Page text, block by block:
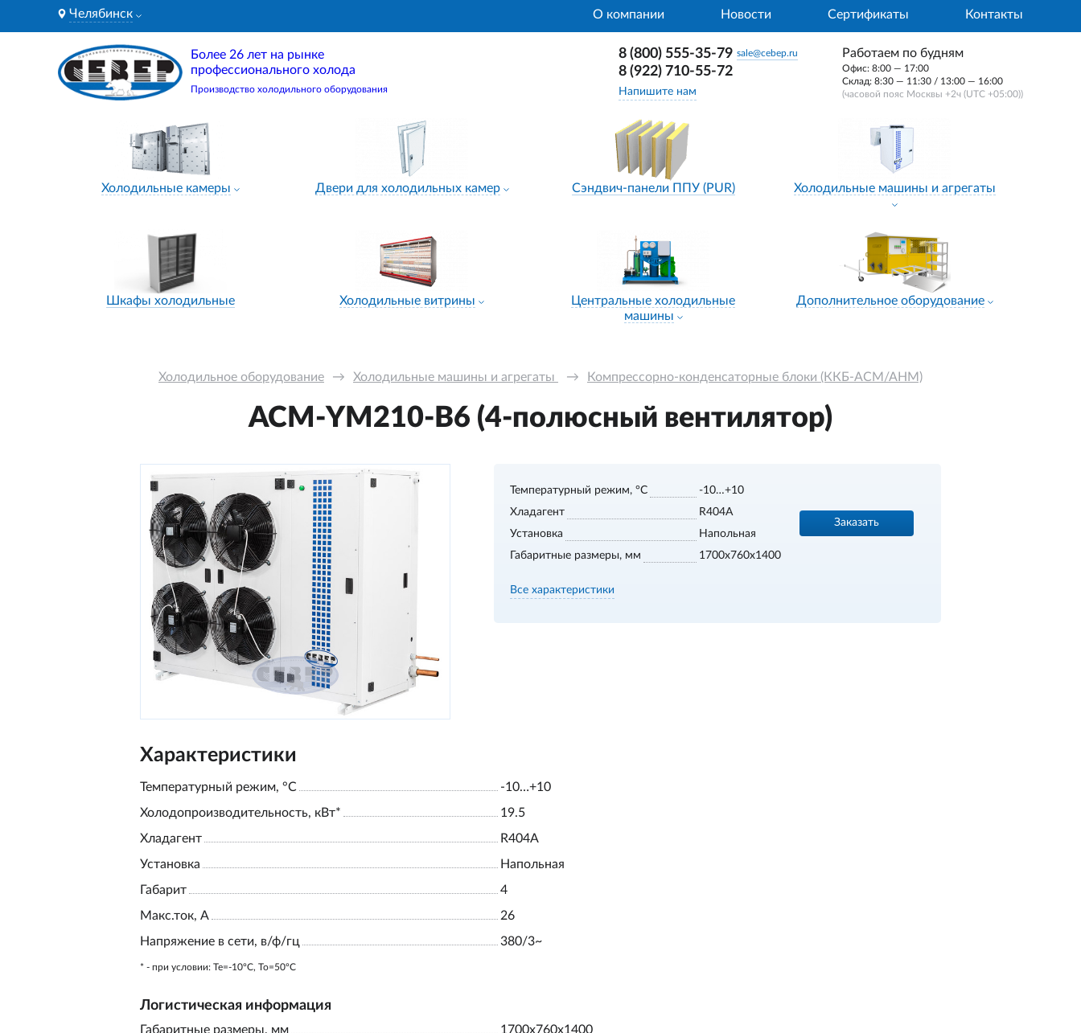
Челябинск О компании Новости Сертификаты Контакты
Более 26 лет на рынке
профессионального холода
Производство холодильного оборудования
8 (800) 555-35-79 sale@cebep.ru
8 (922) 710-55-72
Напишите нам
Работаем по будням
Офис: 8:00 — 17:00
Склад: 8:30 — 11:30 / 13:00 — 16:00
(часовой пояс Москвы +2ч (UTC +05:00))
Холодильные камеры Двери для холодильных камер Сэндвич-панели ППУ (PUR) Холодильные машины и агрегаты
Шкафы холодильные Холодильные витрины
Центральные холодильные
машины
Дополнительное оборудование
Холодильное оборудование → Холодильные машины и агрегаты → Компрессорно-конденсаторные блоки (ККБ-АСМ/АНМ)
АСМ-YM210-В6 (4-полюсный вентилятор)
Температурный режим, °С
-10…+10
Хладагент
R404A
Установка
Напольная
Габаритные размеры, мм
1700х760х1400
Заказать
Все характеристики
Характеристики
Температурный режим, °С
-10…+10
Холодопроизводительность, кВт*
19.5
Хладагент
R404A
Установка
Напольная
Габарит
4
Макс.ток, А
26
Напряжение в сети, в/ф/гц
380/3~
* - при условии: Te=-10ºC, To=50ºC
Логистическая информация
Габаритные размеры, мм 1700х760х1400